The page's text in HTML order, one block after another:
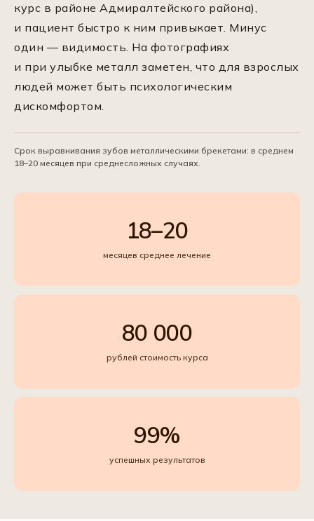
курс в районе Адмиралтейского района),
и пациент быстро к ним привыкает. Минус
один — видимость. На фотографиях
и при улыбке металл заметен, что для взрослых
людей может быть психологическим
дискомфортом.
Срок выравнивания зубов металлическими брекетами: в среднем
18–20 месяцев при среднесложных случаях.
18–20
месяцев среднее лечение
80 000
рублей стоимость курса
99%
успешных результатов